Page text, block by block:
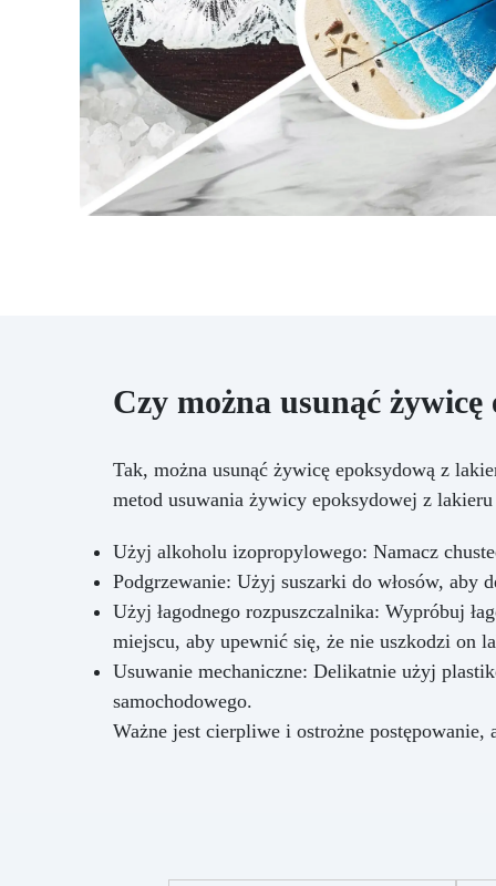
i
Czy można usunąć
Tak, można usunąć żywicę epoksydową z
metod usuwania żywicy epoksydowej z lakieru
Użyj alkoholu izopropylowego: Namacz
Podgrzewanie: Użyj suszarki do włosów, aby
Użyj łagodnego rozpuszczalnika: Wypróbuj
miejscu, aby upewnić się, że nie uszkodzi on
Usuwanie mechaniczne: Delikatnie użyj
samochodowego.
Ważne jest cierpliwe i ostrożne